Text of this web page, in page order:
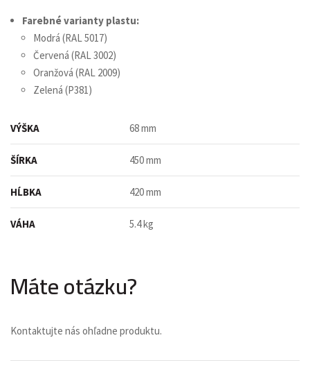
Farebné varianty plastu:
Modrá (RAL 5017)
Červená (RAL 3002)
Oranžová (RAL 2009)
Zelená (P381)
VÝŠKA 68 mm
ŠÍRKA 450 mm
HĹBKA 420 mm
VÁHA 5.4 kg
Máte otázku?
Kontaktujte nás ohľadne produktu.